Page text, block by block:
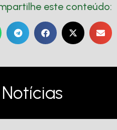
este conteúdo: